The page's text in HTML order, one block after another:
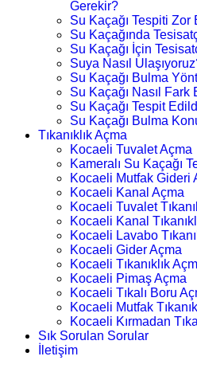
Gerekir?
Su Kaçağı Tespiti
Su Kaçağında
Su Kaçağı İçin
Suya Nasıl
Su Kaçağı Bulma
Su Kaçağı Nasıl Fark
Su Kaçağı Tespit
Su Kaçağı Bulma
Tıkanıklık Açma
Kocaeli Tuvalet Açma
Kameralı Su Kaçağı
Kocaeli Mutfak Gideri
Kocaeli Kanal Açma
Kocaeli Tuvalet
Kocaeli Kanal
Kocaeli Lavabo
Kocaeli Gider Açma
Kocaeli Tıkanıklık
Kocaeli Pimaş Açma
Kocaeli Tıkalı Boru
Kocaeli Mutfak
Kocaeli Kırmadan
Sık Sorulan Sorular
İletişim